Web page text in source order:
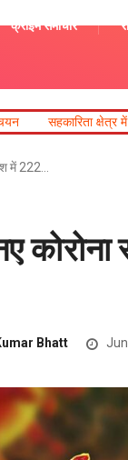
क्राइम समाचार
हरियाणा के नवाचार
में 222…
कोरोना
Bhatt